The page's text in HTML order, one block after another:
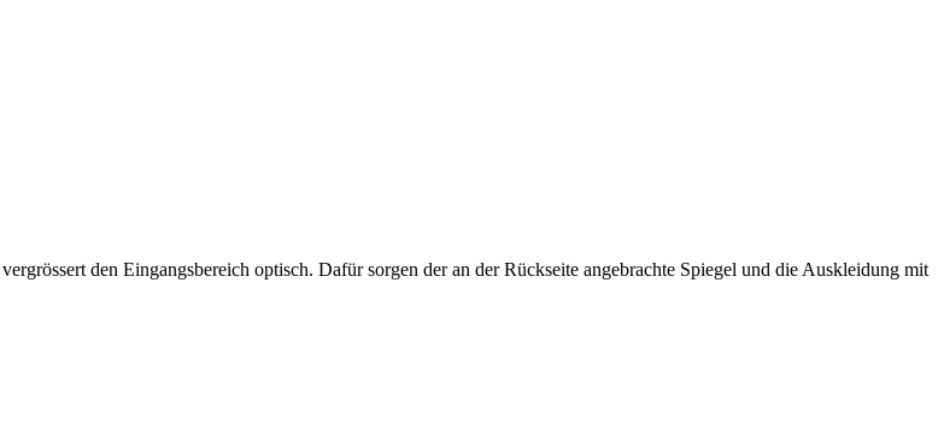
den Eingangsbereich optisch. Dafür sorgen der an der Rückseite angebrachte Spiegel und die Auskleidung mit